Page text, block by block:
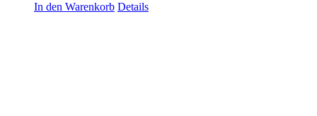
In den Warenkorb Details